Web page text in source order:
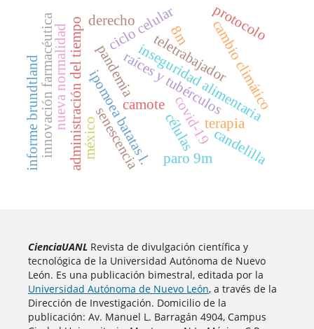
camote
ipomoea batatas l.raíces y tubérculos
inseguridad alimentaria
cambio climático
teletrabajador
administración del tiempo
nueva normalidad covid-19
pandemia
innovación farmacéutica terapia
informe brundtland senescencia células
ciclo celular protocolo
méxico
8m
paro 9m
derecho
candelilla
CienciaUANLRevista de divulgación científica y
tecnológica de la Universidad Autónoma de Nuevo
León. Es una publicación bimestral, editada por la
Universidad Autónoma de Nuevo León, a través de la
Dirección de Investigación. Domicilio de la
publicación: Av. Manuel L. Barragán 4904, Campus